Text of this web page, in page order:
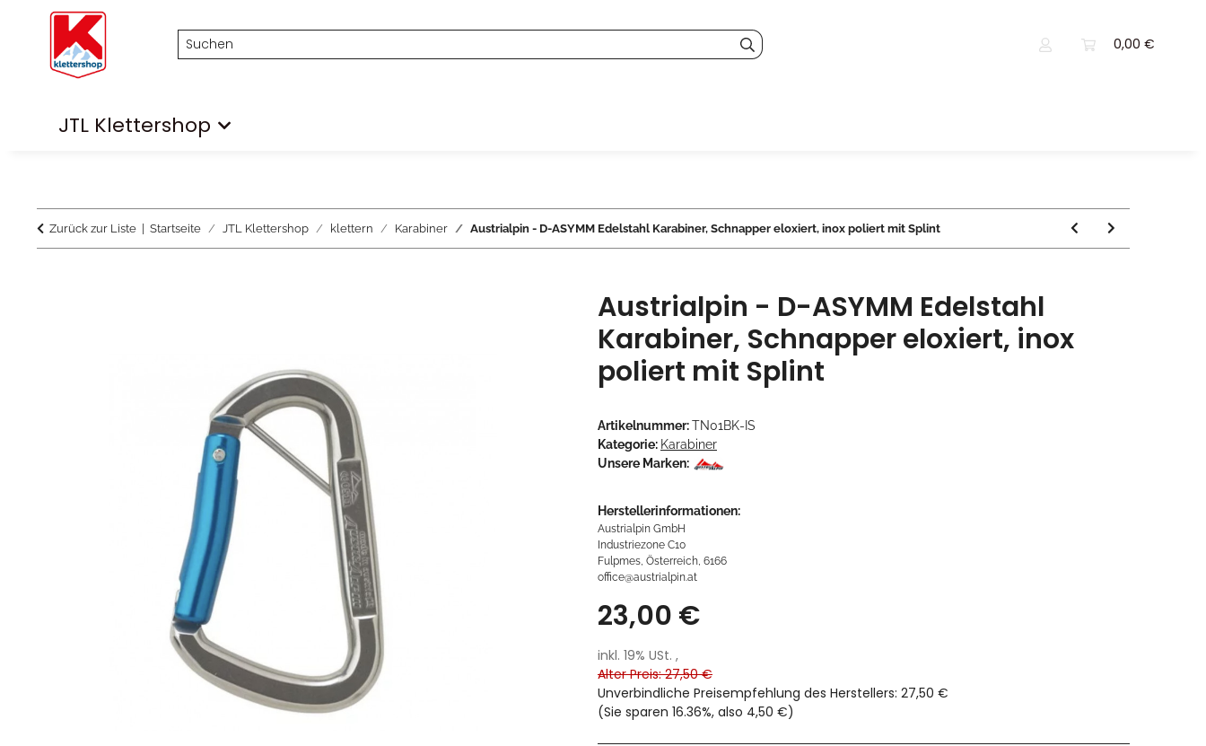
0,00 €
JTL Klettershop
Zurück zur Liste Startseite JTL Klettershop klettern Karabiner Austrialpin - D-ASYMM Edelstahl Karabiner, Schnapper eloxiert, inox poliert mit Splint
Austrialpin - D-ASYMM Edelstahl
Karabiner, Schnapper eloxiert, inox
poliert mit Splint
Artikelnummer:TN01BK-IS
Kategorie: Karabiner
Unsere Marken:
Herstellerinformationen:
Austrialpin GmbH
Industriezone C10
Fulpmes, Österreich, 6166
office@austrialpin.at
23,00 €
inkl. 19% USt. ,
Alter Preis: 27,50 €
Unverbindliche Preisempfehlung des Herstellers: 27,50 €
(Sie sparen 16.36%, also 4,50 €)